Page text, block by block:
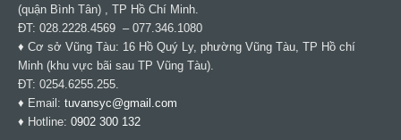
(quận Bình Tân) , TP Hồ Chí Minh.
ĐT: 028.2228.4569 – 077.346.1080
♦ Cơ sở Vũng Tàu: 16 Hồ Quý Ly, phường Vũng Tàu, TP Hồ chí
Minh (khu vực bãi sau TP Vũng Tàu).
ĐT: 0254.6255.255.
♦ Email: tuvansyc@gmail.com
♦ Hotline: 0902 300 132